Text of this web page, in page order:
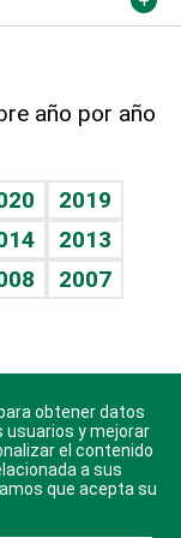
año por año
2019
2013
2007
Android, iOS y
obtener datos
y mejorar
el contenido
a sus
que acepta su